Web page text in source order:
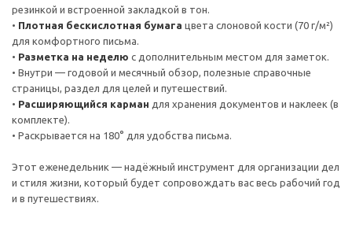
резинкой и встроенной закладкой в тон.
• Плотная бескислотная бумага цвета слоновой кости (70 г/м²)
для комфортного письма.
• Разметка на неделю с дополнительным местом для заметок.
• Внутри — годовой и месячный обзор, полезные справочные
страницы, раздел для целей и путешествий.
• Расширяющийся карман для хранения документов и наклеек (в
комплекте).
• Раскрывается на 180° для удобства письма.
Этот еженедельник — надёжный инструмент для организации дел
и стиля жизни, который будет сопровождать вас весь рабочий год
и в путешествиях.